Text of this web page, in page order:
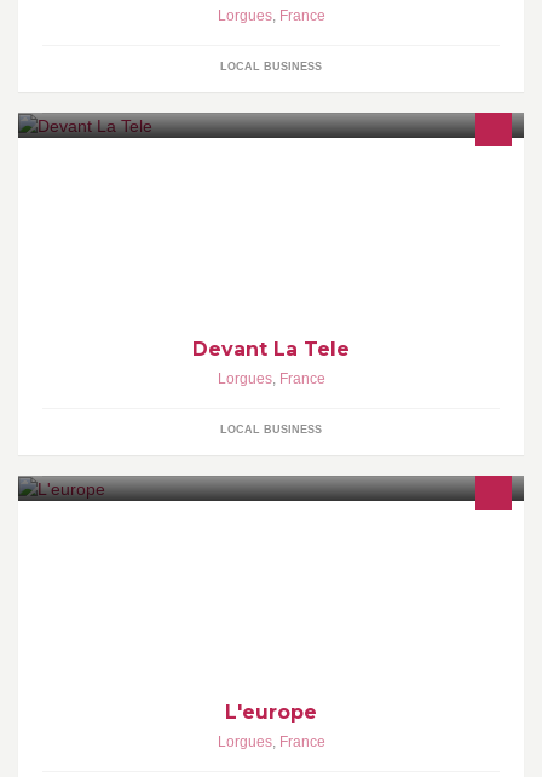
Lorgues, France
LOCAL BUSINESS
Devant La Tele
Lorgues, France
LOCAL BUSINESS
L'europe
Lorgues, France